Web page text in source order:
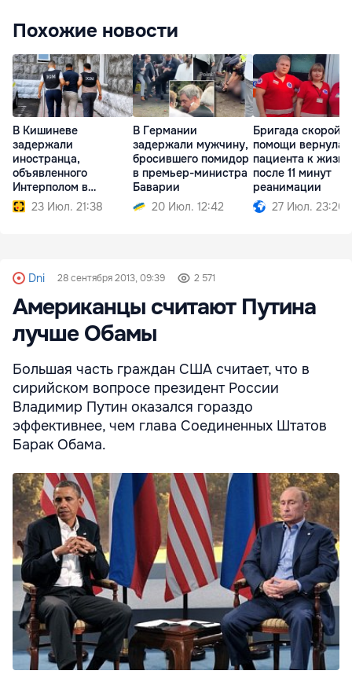
Похожие новости
В Кишиневе
задержали
иностранца,
объявленного
Интерполом в
международный
розыск
23 Июл. 21:38
В Германии
задержали мужчину,
бросившего помидор
в премьер-министра
Баварии
20 Июл. 12:42
Бригада скорой
помощи вернула
пациента к жизни
после 11 минут
реанимации
27 Июл. 23:20
Dni 28 сентября 2013, 09:39 2 571
Американцы считают Путина
лучше Обамы
Большая часть граждан США считает, что в
сирийском вопросе президент России
Владимир Путин оказался гораздо
эффективнее, чем глава Соединенных Штатов
Барак Обама.